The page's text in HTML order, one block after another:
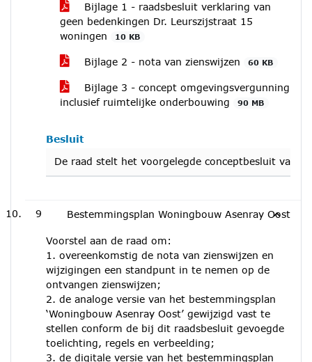
Bijlage 1 - raadsbesluit verklaring van
geen bedenkingen Dr. Leurszijstraat 15
woningen
10 KB
Bijlage 2 - nota van zienswijzen 60 KB
Bijlage 3 - concept omgevingsvergunning
inclusief ruimtelijke onderbouwing
90 MB
Besluit
De raad stelt het voorgelegde conceptbesluit vast.
9 Bestemmingsplan Woningbouw Asenray Oost
Voorstel aan de raad om:
1. overeenkomstig de nota van zienswijzen en
wijzigingen een standpunt in te nemen op de
ontvangen zienswijzen;
2. de analoge versie van het bestemmingsplan
‘Woningbouw Asenray Oost’ gewijzigd vast te
stellen conform de bij dit raadsbesluit gevoegde
toelichting, regels en verbeelding;
3. de digitale versie van het bestemmingsplan